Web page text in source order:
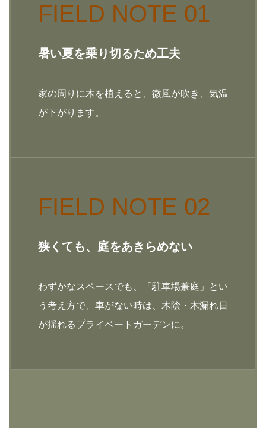
FIELD NOTE 01
暑い夏を乗り切るため工夫
家の周りに木を植えると、微風が吹き、気温
が下がります。
FIELD NOTE 02
狭くても、庭をあきらめない
わずかなスペースでも、「駐車場兼庭」とい
う考え方で、車がない時は、木陰・木漏れ日
が揺れるプライベートガーデンに。